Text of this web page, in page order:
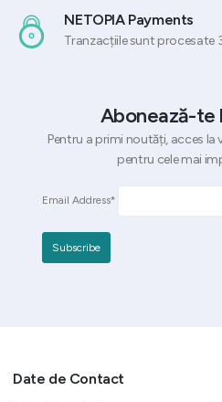
NETOPIA Payments
Tranzacțiile sunt procesate
Abonează-
Pentru a primi noutăți, acces la
pentru cele mai
Email Address*
Date de Contact